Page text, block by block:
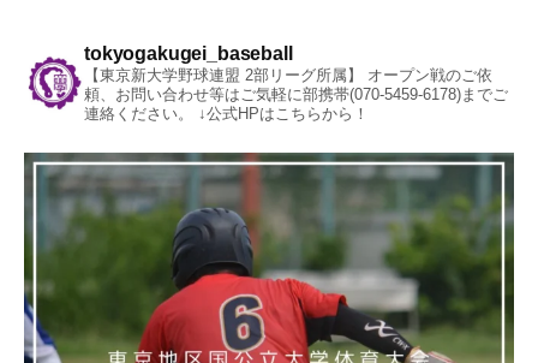
tokyogakugei_baseball
【東京新大学野球連盟 2部リーグ所属】
オープン戦のご依
頼、お問い合わせ等はご気軽に部携帯(070-5459-6178)までご
連絡ください。
↓公式HPはこちらから！